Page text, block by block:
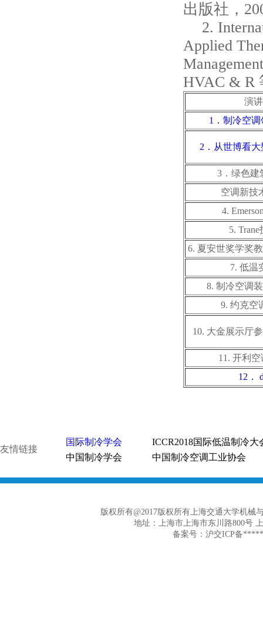
出版社，
2.
Applied
HVAC & R
演
1．制冷空
2．从世博看
3．绿色
空调新技
4.
5.
6. 夏安世奖学奖
7. 低温
8. 制冷空调
9. 约克空
10. 大金展示厅
11. 开利
12．
友情链接
国际制冷学会
ICCR2018国际低温制冷大
中国制冷学会
中国制冷空调工业协会
版权所有@2017版权所有上海交通大学机械
地址：上海市上海市东川路800号
备案号：沪交ICP备